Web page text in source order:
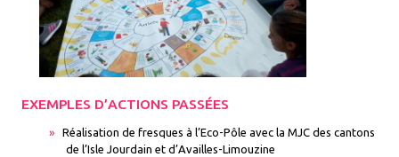
EXEMPLES D’ACTIONS PASSÉES
Réalisation de fresques à l’Eco-Pôle avec la MJC des cantons
de l’Isle Jourdain et d’Availles-Limouzine